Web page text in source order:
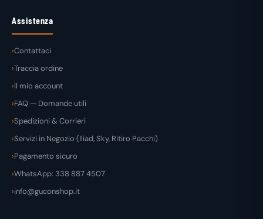
Assistenza
Contattaci
Traccia ordine
Il mio account
FAQ — Domande utili
Spedizioni & Corrieri
Servizi in Negozio (Iliad, Sky, Ritiro Pacchi)
Pagamento sicuro
WhatsApp: 338 887 4507
info@guconshop.it